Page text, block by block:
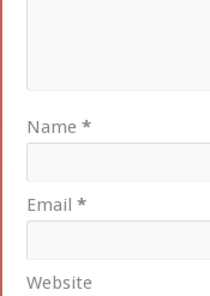
Name*
Email*
Website